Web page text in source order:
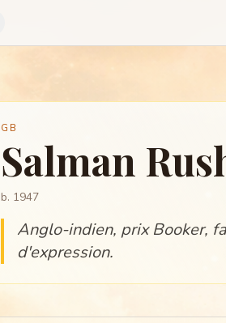
GB
Salman
b. 1947
Anglo-indien, prix Booker,
d'expression.